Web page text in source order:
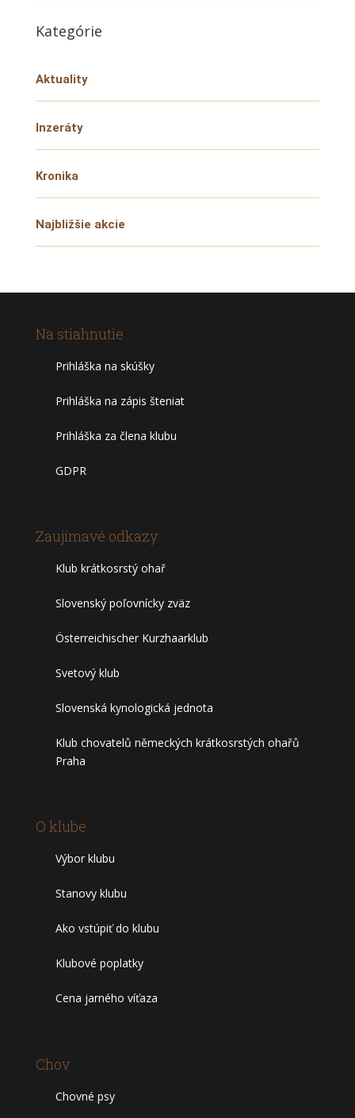
Kategórie
Aktuality
Inzeráty
Kronika
Najbližšie akcie
Na stiahnutie
Prihláška na skúšky
Prihláška na zápis šteniat
Prihláška za člena klubu
GDPR
Zaujímavé odkazy
Klub krátkosrstý ohař
Slovenský poľovnícky zväz
Österreichischer Kurzhaarklub
Svetový klub
Slovenská kynologická jednota
Klub chovatelů německých krátkosrstých ohařů
Praha
O klube
Výbor klubu
Stanovy klubu
Ako vstúpiť do klubu
Klubové poplatky
Cena jarného víťaza
Chov
Chovné psy